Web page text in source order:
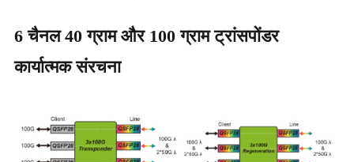
6 चैनल 40 ग्राम और 100 ग्राम ट्रांसपोंडर
कार्यात्मक संरचना